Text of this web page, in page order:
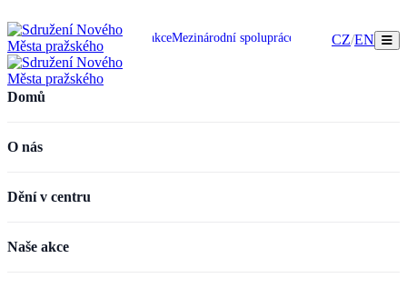
O násDění v centruNaše akceMezinárodní spolupráce Zapojte seParticipujte
CZ/EN
Domů
O nás
Dění v centru
Naše akce